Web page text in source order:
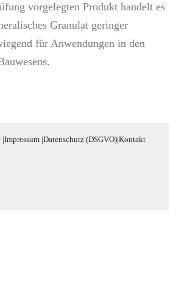
vorgelegten Produkt handelt es
Granulat geringer
für Anwendungen in den
|Impressum |Datenschutz (DSGVO)|Kontakt